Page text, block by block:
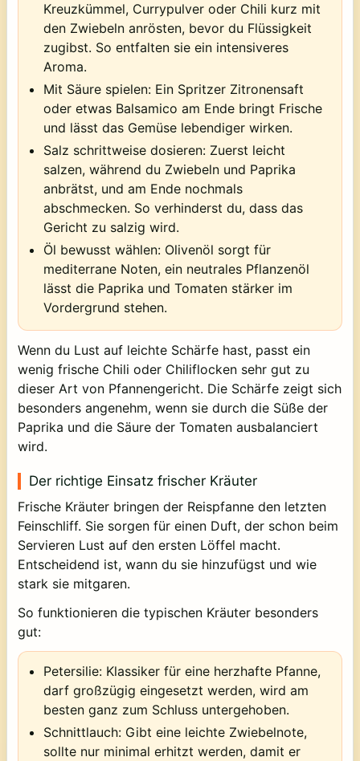
Kreuzkümmel, Currypulver oder Chili kurz mit
den Zwiebeln anrösten, bevor du Flüssigkeit
zugibst. So entfalten sie ein intensiveres
Aroma.
Mit Säure spielen: Ein Spritzer Zitronensaft
oder etwas Balsamico am Ende bringt Frische
und lässt das Gemüse lebendiger wirken.
Salz schrittweise dosieren: Zuerst leicht
salzen, während du Zwiebeln und Paprika
anbrätst, und am Ende nochmals
abschmecken. So verhinderst du, dass das
Gericht zu salzig wird.
Öl bewusst wählen: Olivenöl sorgt für
mediterrane Noten, ein neutrales Pflanzenöl
lässt die Paprika und Tomaten stärker im
Vordergrund stehen.
Wenn du Lust auf leichte Schärfe hast, passt ein
wenig frische Chili oder Chiliflocken sehr gut zu
dieser Art von Pfannengericht. Die Schärfe zeigt sich
besonders angenehm, wenn sie durch die Süße der
Paprika und die Säure der Tomaten ausbalanciert
wird.
Der richtige Einsatz frischer Kräuter
Frische Kräuter bringen der Reispfanne den letzten
Feinschliff. Sie sorgen für einen Duft, der schon beim
Servieren Lust auf den ersten Löffel macht.
Entscheidend ist, wann du sie hinzufügst und wie
stark sie mitgaren.
So funktionieren die typischen Kräuter besonders
gut:
Petersilie: Klassiker für eine herzhafte Pfanne,
darf großzügig eingesetzt werden, wird am
besten ganz zum Schluss untergehoben.
Schnittlauch: Gibt eine leichte Zwiebelnote,
sollte nur minimal erhitzt werden, damit er